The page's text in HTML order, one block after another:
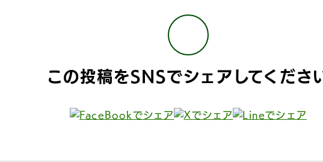
この投稿をSNSでシェアしてくださ